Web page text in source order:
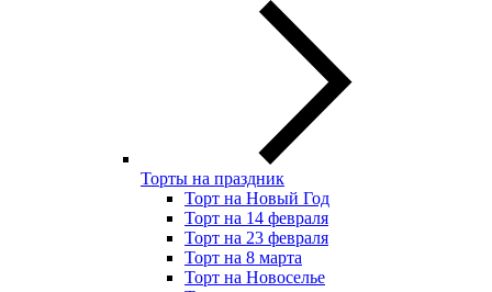
Торты на праздник
Торт на Новый Год
Торт на 14 февраля
Торт на 23 февраля
Торт на 8 марта
Торт на Новоселье